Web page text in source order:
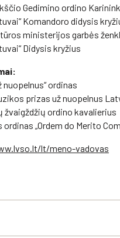
Gedimino ordino
Komandoro didysis
ministerijos garbės
Didysis kryžius
ordinas
prizas už nuopelnus
ordino kavalierius
„Ordem do Merito
lt/meno-vadovas